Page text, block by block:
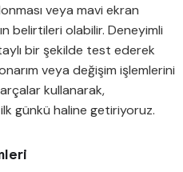
veya mavi ekran
belirtileri olabilir. Deneyimli
bir şekilde test ederek
veya değişim işlemlerini
kullanarak,
ilk günkü haline getiriyoruz.